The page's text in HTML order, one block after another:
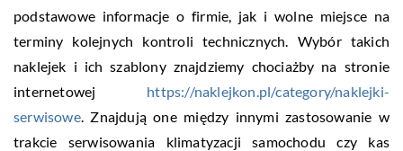
podstawowe informacje o firmie, jak i wolne miejsce na
terminy kolejnych kontroli technicznych. Wybór takich
naklejek i ich szablony znajdziemy chociażby na stronie
internetowej https://naklejkon.pl/category/naklejki-
serwisowe. Znajdują one między innymi zastosowanie w
trakcie serwisowania klimatyzacji samochodu czy kas